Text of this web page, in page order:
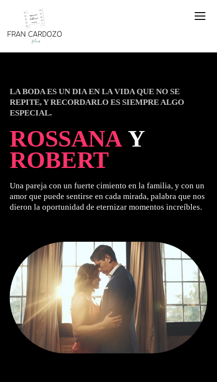
LA BODA ES UN DIA EN LA VIDA QUE NO SE
REPITE, Y RECORDARLO ES SIEMPRE ALGO
ESPECIAL.
ROSSANA Y
ROBERT
Una pareja con un fuerte cimiento en la familia, y con un
amor que puede sentirse en cada mirada, palabra que nos
dieron la oportunidad de eternizar momentos increíbles.